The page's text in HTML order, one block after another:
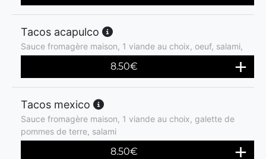
Tacos acapulco
Sauce fromagère maison, 1 viande au choix, oeuf, salami,
8.50€
Tacos mexico
Sauce fromagère maison, 1 viande au choix, galette de
pommes de terre, salami
8.50€